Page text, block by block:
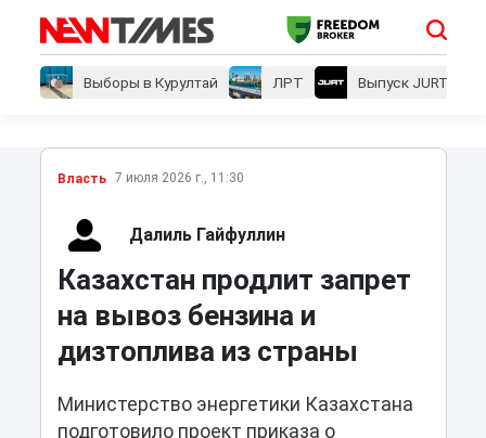
Выборы в Курултай ЛРТ Выпуск JURT
Власть 7 июля 2026 г., 11:30
Далиль Гайфуллин
Казахстан продлит запрет
на вывоз бензина и
дизтоплива из страны
Министерство энергетики Казахстана
подготовило проект приказа о